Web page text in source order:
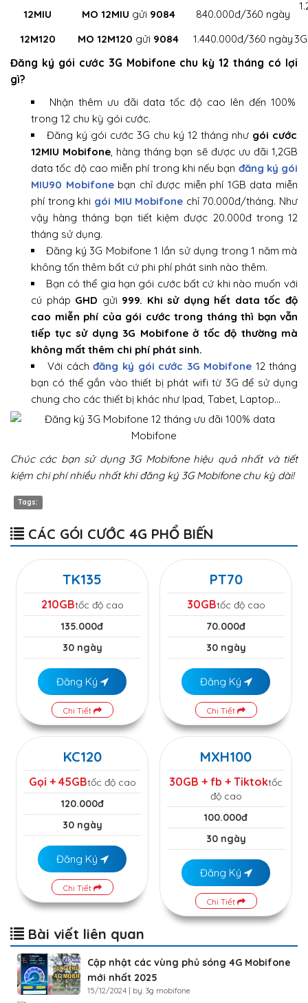
12MIU MO 12MIU gửi 9084 840.000đ/360 ngày
12M120 MO 12M120 gửi 9084 1.440.000đ/360 ngày
Đăng ký gói cước 3G Mobifone chu kỳ 12 tháng có lợi
gì?
Nhận thêm ưu đãi data tốc độ cao lên đến 100%
trong 12 chu kỳ gói cước.
Đăng ký gói cước 3G chu ký 12 tháng như gói cước
12MIU Mobifone, hàng tháng bạn sẽ được ưu đãi 1,2GB
data tốc độ cao miễn phí trong khi nếu bạn đăng ký gói
MIU90 Mobifonebạn chỉ được miễn phí 1GB data miễn
phí trong khi gói MIU Mobifone chỉ 70.000đ/tháng. Như
vậy hàng tháng bạn tiết kiệm được 20.000đ trong 12
tháng sử dụng.
Đăng ký 3G Mobifone 1 lần sử dụng trong 1 năm mà
không tốn thêm bất cứ phi phí phát sinh nào thêm.
Bạn có thể gia hạn gói cước bất cứ khi nào muốn với
cú pháp GHD gửi 999. Khi sử dụng hết data tốc độ
cao miễn phí của gói cước trong tháng thì bạn vẫn
tiếp tục sử dụng 3G Mobifone ở tốc độ thường mà
không mất thêm chi phí phát sinh.
Với cáchđăng ký gói cước 3G Mobifone 12 tháng
bạn có thể gắn vào thiết bị phát wifi từ 3G để sử dụng
chung cho các thiết bị khác như Ipad, Tabet, Laptop…
Chúc các bạn sử dụng 3G Mobifone hiệu quả nhất và tiết
kiệm chi phí nhiều nhất khi đăng ký 3G Mobifone chu kỳ dài!
Tags:
CÁC GÓI CƯỚC 4G PHỔ BIẾN
TK135
210GBtốc độ cao
135.000đ
30 ngày
Đăng Ký
Chi Tiết
PT70
30GBtốc độ cao
70.000đ
30 ngày
Đăng Ký
Chi Tiết
KC120
Gọi + 45GBtốc độ cao
120.000đ
30 ngày
Đăng Ký
Chi Tiết
MXH100
30GB + fb + Tiktoktốc
độ cao
100.000đ
30 ngày
Đăng Ký
Chi Tiết
Bài viết liên quan
Cập nhật các vùng phủ sóng 4G Mobifone
mới nhất 2025
15/12/2024 | by: 3g mobifone